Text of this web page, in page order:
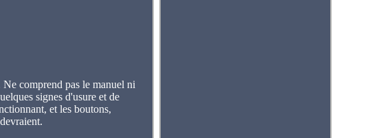
comprend pas le manuel ni
signes d'usure et de
et les boutons,